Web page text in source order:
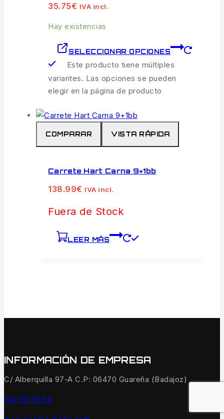
35.75€ IVA incl.
Hay existencias
SELECCIONAR OPCIONES
Este producto tiene múltiples
variantes. Las opciones se pueden
elegir en la página de producto
COMPARAR VISTA RÁPIDA
Carrete Hart Carna 9+1bb
138.99€ IVA incl.
Fuera de Stock
LEER MÁS
INFORMACIÓN DE EMPRESA
C/ Alberquilla 97-A C.P: 06470 Guareña (Badajoz)
647 15 56 54